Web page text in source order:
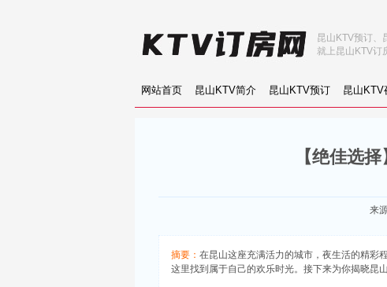
网站首页 昆山KTV简介 昆山KTV预订 昆山KTV
昆山KTV预订、
就上昆山KTV订
【绝佳选
来
摘要： 在昆山这座充满活力的城市，夜生活的精彩
这里找到属于自己的欢乐时光。接下来为你揭晓昆